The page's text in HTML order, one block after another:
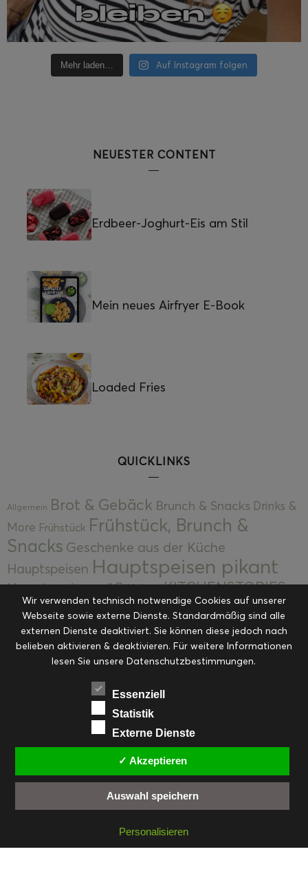
Mehr laden… Auf Instagram folgen
NEUESTER CONTENT
Erdbeer-Joghurt-Eis am Stil
Mein neues Airfryer E-Book
Loaded Fries
QUICKLINKS
Allgemein Brot & Gebäck Brunch & Snacks Drinks &
More Frühstück Frühstück, Brunch &
Snacks Geschenke aus der Küche
Hauptspeisen Hauptspeisen pikant
Hauptspeisen süßKekseKITCHENSTORIES
Kuchen, Torten & Desserts Kuchen und
Desserts Kulinarik Kulinarische Mitbringsel &
Eingemachtes Ohne Kategorie Ostern Resteküche
RezepteSaisonalSliderStartseite
Suppen, Salate & Vorspeisen
Vorspeisen, Salate & Suppen
Weihnachten Workshops & Events
FACEBOOK PINTEREST
EMAIL
INSTAGRAM
© cookiteasy.at by Simone Kemptner | powered byECKER Digital IT Solutions
Wir verwenden technisch notwendige Cookies auf unserer
Webseite sowie externe Dienste. Standardmäßig sind alle
externen Dienste deaktiviert. Sie können diese jedoch nach
belieben aktivieren & deaktivieren. Für weitere Informationen
lesen Sie unsere Datenschutzbestimmungen.
Essenziell
Statistik
Externe Dienste
✓ Akzeptieren
Auswahl speichern
Personalisieren